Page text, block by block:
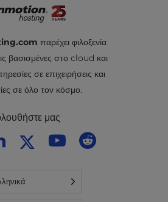
παρέχει φιλοξενία
βασισμένες στο cloud και
σε επιχειρήσεις και
σε όλο τον κόσμο.
μας